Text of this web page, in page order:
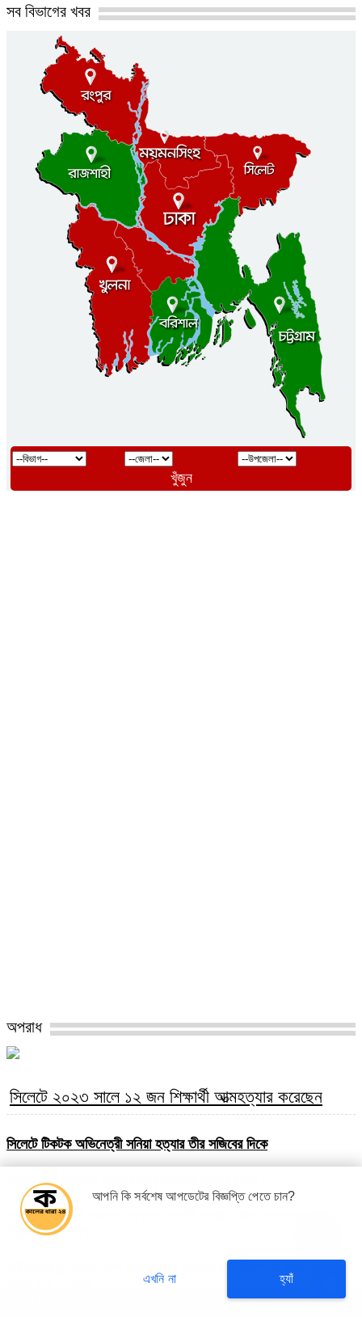
সব বিভাগের খবর
খুঁজুন
অপরাধ
সিলেটে ২০২৩ সালে ১২ জন শিক্ষার্থী আত্মহত্যার করেছেন
সিলেটে টিকটক অভিনেত্রী সনিয়া হত্যার তীর সজিবের দিকে
ময়মনসিংহে তেলবাহী ট্রাকের সাথে সিএনজি সংঘর্ষে নিহত -১
মোল্লাগ্রামে বাড়ি বানানোর মালামাল লোপাট হওয়ার ঘটনায় আদালতে দ্রুত
বিচার আইনে মামলা
গাইবান্ধার সুন্দরগঞ্জে স্কুল ছাত্র সিহাব হত্যাকান্ড, মুক্তিপণের টাকা না দেয়ায়
বাংলাদেশের দ্রুত ৬ উইকেটের পতন ছাত্র-ছাত্রীদের
আপনি কি সর্বশেষ আপডেটের বিজ্ঞপ্তি পেতে চান?
হ্যাঁ
এখনি না